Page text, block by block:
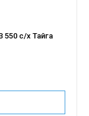
с/х Тайга